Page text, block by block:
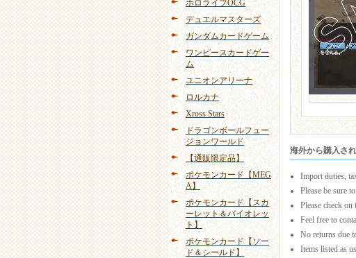
ホロライブOCG
デュエルマスターズ
ガンダムカードゲーム
ワンピースカードゲー
ム
ユニオンアリーナ
ロルカナ
Xross Stars
ドラゴンボールフュー
ジョンワールド
【通販限定品】
ポケモンカード【MEG
A】
ポケモンカード【スカ
ーレット＆バイオレッ
ト】
ポケモンカード【ソー
ド＆シールド】
海外から購入さ
Import duties,
Please be sure
Please check
Feel free to
No returns due
Items listed as